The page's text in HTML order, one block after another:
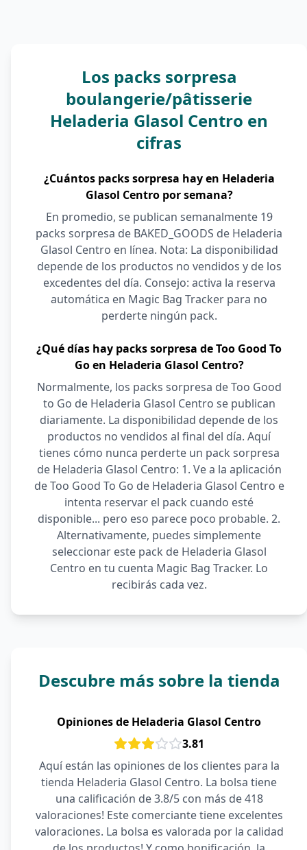
Los packs sorpresa
boulangerie/pâtisserie
Heladeria Glasol Centro en
cifras
¿Cuántos packs sorpresa hay en Heladeria
Glasol Centro por semana?
En promedio, se publican semanalmente 19
packs sorpresa de BAKED_GOODS de Heladeria
Glasol Centro en línea. Nota: La disponibilidad
depende de los productos no vendidos y de los
excedentes del día. Consejo: activa la reserva
automática en Magic Bag Tracker para no
perderte ningún pack.
¿Qué días hay packs sorpresa de Too Good To
Go en Heladeria Glasol Centro?
Normalmente, los packs sorpresa de Too Good
to Go de Heladeria Glasol Centro se publican
diariamente. La disponibilidad depende de los
productos no vendidos al final del día. Aquí
tienes cómo nunca perderte un pack sorpresa
de Heladeria Glasol Centro: 1. Ve a la aplicación
de Too Good To Go de Heladeria Glasol Centro e
intenta reservar el pack cuando esté
disponible... pero eso parece poco probable. 2.
Alternativamente, puedes simplemente
seleccionar este pack de Heladeria Glasol
Centro en tu cuenta Magic Bag Tracker. Lo
recibirás cada vez.
Descubre más sobre la tienda
Opiniones de Heladeria Glasol Centro
3.81
Aquí están las opiniones de los clientes para la
tienda Heladeria Glasol Centro. La bolsa tiene
una calificación de 3.8/5 con más de 418
valoraciones! Este comerciante tiene excelentes
valoraciones. La bolsa es valorada por la calidad